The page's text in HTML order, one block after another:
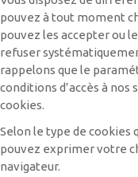
pouvez à tout moment
pouvez les accepter ou
refuser
rappelons que le
conditions d’accès à
cookies.
Selon le type de cookies
pouvez exprimer votre
navigateur.